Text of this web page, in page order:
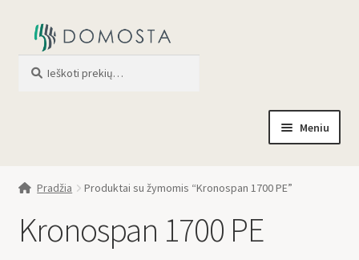
Meniu
Pradžia Produktai su žymomis “Kronospan 1700 PE”
Kronospan 1700 PE